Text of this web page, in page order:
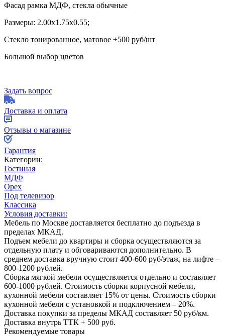
Фасад рамка МДФ, стекла обычные
Размеры: 2.00х1.75х0.55;
Стекло тонированное, матовое +500 руб/шт
Большой выбор цветов
Задать вопрос
Доставка и оплата
Отзывы о магазине
Гарантия
Категории:
Гостиная
МДФ
Орех
Под телевизор
Классика
Условия доставки:
Мебель по Москве доставляется бесплатно до подъезда в
пределах МКАД.
Подъем мебели до квартиры и сборка осуществляются за
отдельную плату и обговариваются дополнительно. В
среднем доставка вручную стоит 400-600 руб/этаж, на лифте –
800-1200 рублей.
Сборка мягкой мебели осуществляется отдельно и составляет
600-1000 рублей. Стоимость сборки корпусной мебели,
кухонной мебели составляет 15% от цены. Стоимость сборки
кухонной мебели с установкой и подключением – 20%.
Доставка покупки за пределы МКАД составляет 50 руб/км.
Доставка внутрь ТТК + 500 руб.
Рекомендуемые товары